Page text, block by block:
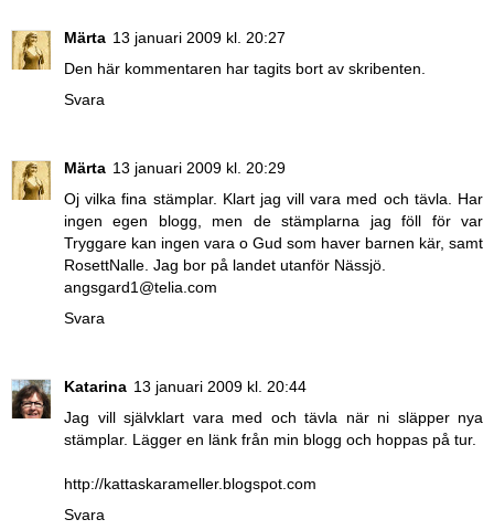
Märta 13 januari 2009 kl. 20:27
Den här kommentaren har tagits bort av skribenten.
Svara
Märta 13 januari 2009 kl. 20:29
Oj vilka fina stämplar. Klart jag vill vara med och tävla. Har
ingen egen blogg, men de stämplarna jag föll för var
Tryggare kan ingen vara o Gud som haver barnen kär, samt
RosettNalle. Jag bor på landet utanför Nässjö.
angsgard1@telia.com
Svara
Katarina 13 januari 2009 kl. 20:44
Jag vill självklart vara med och tävla när ni släpper nya
stämplar. Lägger en länk från min blogg och hoppas på tur.
http://kattaskarameller.blogspot.com
Svara